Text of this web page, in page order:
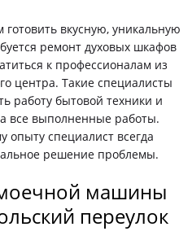
вкусную, уникальную
ремонт духовых шкафов
к профессионалам из
центра. Такие специалисты
работу бытовой техники и
все выполненные работы.
опыту специалист всегда
решение проблемы.
машины
переулок